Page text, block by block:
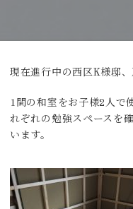
現在進行中の西区K様邸、
1間の和室をお子様2人で
れぞれの勉強スペースを
います。